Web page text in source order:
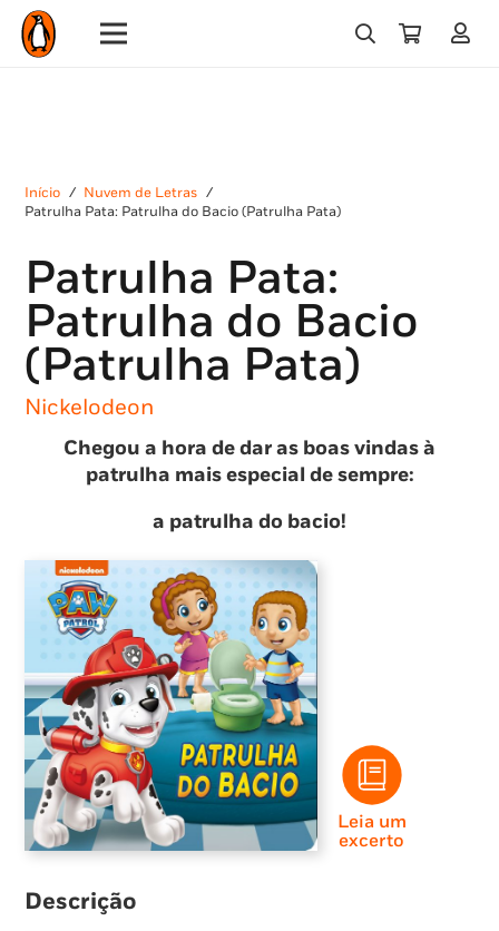
Início / Nuvem de Letras /
Patrulha Pata: Patrulha do Bacio (Patrulha Pata)
Patrulha Pata:
Patrulha do Bacio
(Patrulha Pata)
Nickelodeon
Chegou a hora de dar as boas vindas à
patrulha mais especial de sempre:
a patrulha do bacio!
Leia um
excerto
Descrição